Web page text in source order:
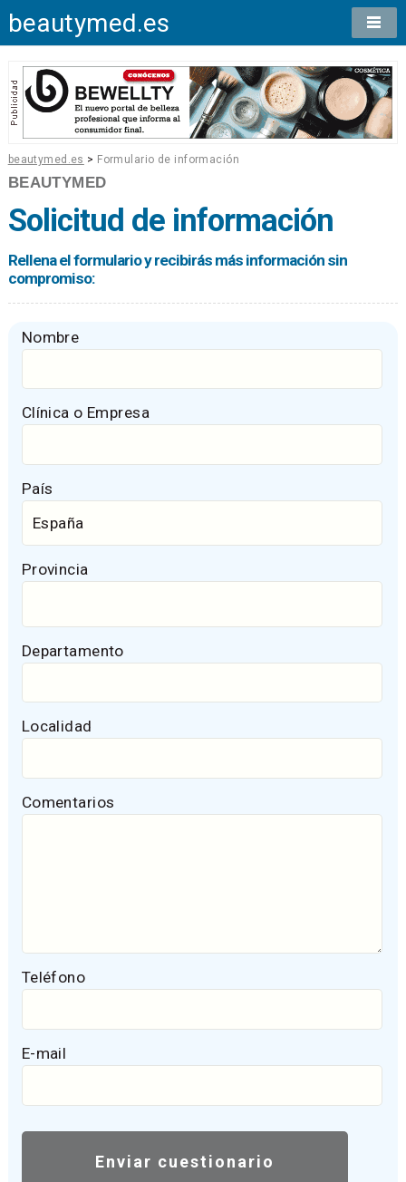
beautymed.es
beautymed.es > Formulario de información
BEAUTYMED
Solicitud de información
Rellena el formulario y recibirás más información sin
compromiso:
Nombre
Clínica o Empresa
País
Provincia
Departamento
Localidad
Comentarios
Teléfono
E-mail